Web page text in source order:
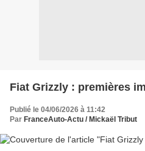
Fiat Grizzly : premières
Publié le 04/06/2026 à 11:42
Par FranceAuto-Actu / Mickaël Tribut